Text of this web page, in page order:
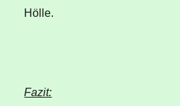
Hölle.
Fazit: